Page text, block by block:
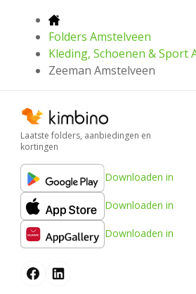
Folders Amstelveen
Kleding, Schoenen & Sport
Zeeman Amstelveen
Laatste folders, aanbiedingen en
kortingen
Downloaden in
Downloaden in
Downloaden in